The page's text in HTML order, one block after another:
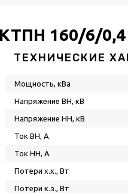
160/6/
ТЕХНИЧЕСКИЕ
Мощность, кВа
Напряжение ВН, кВ
Напряжение НН, кВ
Ток ВН, А
Ток НН, А
Потери х.х., Вт
Потери к.з., Вт